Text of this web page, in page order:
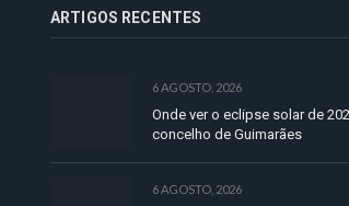
ARTIGOS RECENTES
6 AGOSTO, 2026
Onde ver o eclipse solar de
concelho de Guimarães
6 AGOSTO, 2026